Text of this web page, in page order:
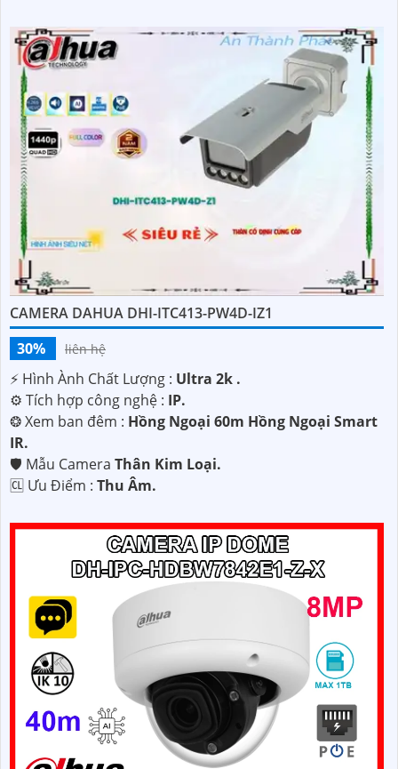
CAMERA DAHUA DHI-ITC413-PW4D-IZ1
30%
liên hệ
️⚡ Hình Ành Chất Lượng : Ultra 2k .
⚙ Tích hợp công nghệ : IP.
❂ Xem ban đêm : Hồng Ngoại 60m Hồng Ngoại Smart
IR.
🛡 Mẫu Camera Thân Kim Loại.
️🆑 Ưu Điểm : Thu Âm.